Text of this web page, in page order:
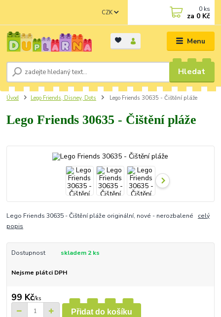
Menu
CZK
Hledat
0 ks
za 0 Kč
Úvod Lego Friends, Disney, Dots Lego Friends 30635 - Čištění pláže
Lego Friends 30635 - Čištění pláže
Lego Friends 30635 - Čištění pláže originální, nové - nerozbalené celý
popis
Dostupnost skladem 2 ks
Nejsme plátci DPH
99 Kč/ks
Přidat do košíku